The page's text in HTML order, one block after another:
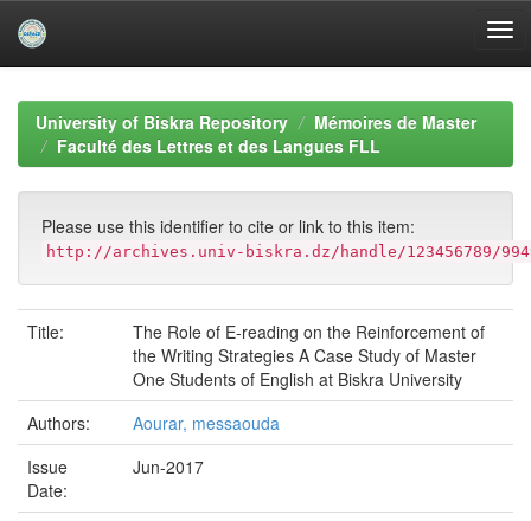
navigationUniversity of Biskra Repository
Mémoires de Master
Faculté des Lettres et des Langues FLL
Please use this identifier to cite or link to this item:
http://archives.univ-biskra.dz/handle/123456789/
Title:
The Role of E-reading on the Reinforcement of
the Writing Strategies A Case Study of Master
One Students of English at Biskra University
Authors:
Aourar, messaouda
Issue
Date:
Jun-2017